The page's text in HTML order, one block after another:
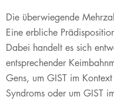
​Die überwiegende
Eine erbliche
Dabei handelt es sich
entsprechender
Gens, um GIST im
Syndroms oder um GIST